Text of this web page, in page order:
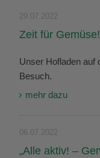
29.07.2022
Zeit für Gemüse!
Unser Hofladen auf
Besuch.
mehr dazu
06.07.2022
„Alle aktiv! –